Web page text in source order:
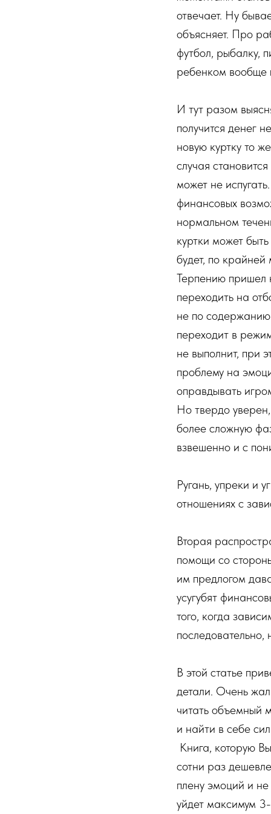
отвечает. Ну
объясняет. Про
футбол, рыбалку,
ребенком вообще
И тут разом
получится денег
новую куртку то
случая
может не
финансовых
нормальном
куртки может
будет, по
Терпению пришел
переходить на
не по
переходит в
не выполнит, при
проблему на
оправдывать
Но твердо
более сложную
взвешенно и с
Ругань, упреки и
отношениях с
Вторая
помощи со
им предлогом
усугубят
того, когда
В этой статье
детали. Очень
читать объемный
и найти в себе
Книга, которую
сотни раз
плену эмоций и
уйдет максимум